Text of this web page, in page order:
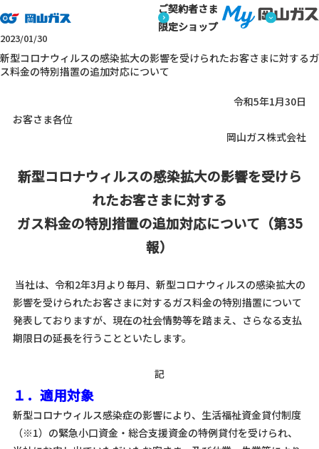
ご契約者さま
限定ショップ
トップページ
新型コロナウィルスの感染拡大の影
お知らせ
2023/01/30
新型コロナウィルスの感染拡大の影響を受けられたお客さまに対するガ
ス料金の特別措置の追加対応について
令和5年1月30日
お客さま各位
岡山ガス株式会社
新型コロナウィルスの感染拡大の影響を受けら
れたお客さまに対する
ガス料金の特別措置の追加対応について（第35
報）
当社は、令和2年3月より毎月、新型コロナウィルスの感染拡大の
影響を受けられたお客さまに対するガス料金の特別措置について
発表しておりますが、現在の社会情勢等を踏まえ、さらなる支払
期限日の延長を行うことといたします。
記
１．適用対象
新型コロナウィルス感染症の影響により、生活福祉資金貸付制度
（※1）の緊急小口資金・総合支援資金の特例貸付を受けられ、